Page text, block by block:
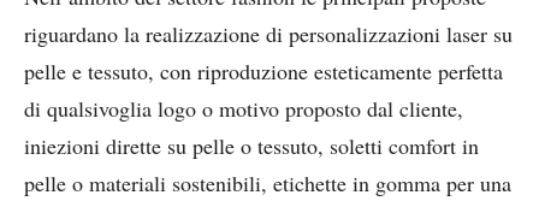
riguardano la realizzazione di personalizzazioni laser su
pelle e tessuto, con riproduzione esteticamente perfetta
di qualsivoglia logo o motivo proposto dal cliente,
iniezioni dirette su pelle o tessuto, soletti comfort in
pelle o materiali sostenibili, etichette in gomma per una